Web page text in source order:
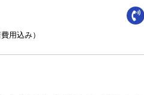
用込み）